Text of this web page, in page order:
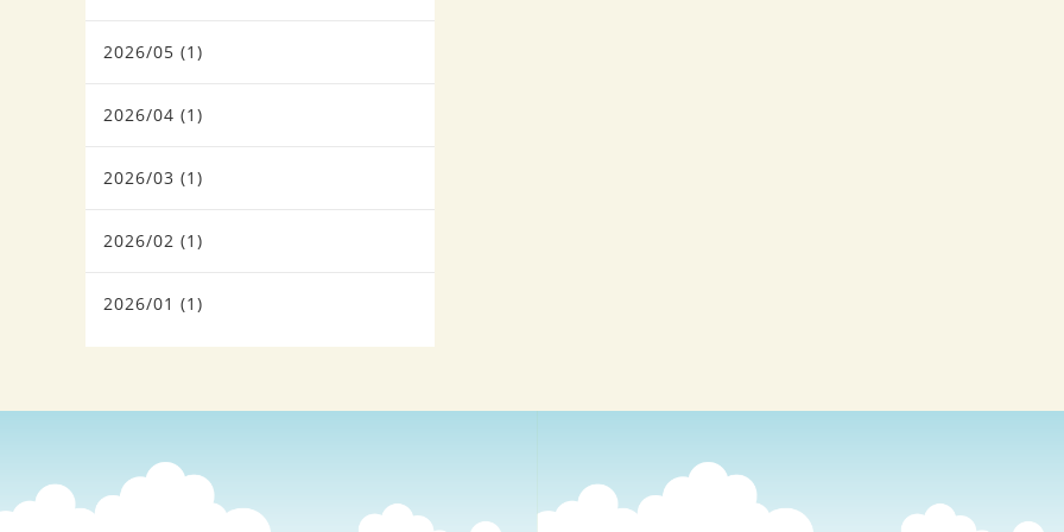
2026/05 (1)
2026/04 (1)
2026/03 (1)
2026/02 (1)
2026/01 (1)